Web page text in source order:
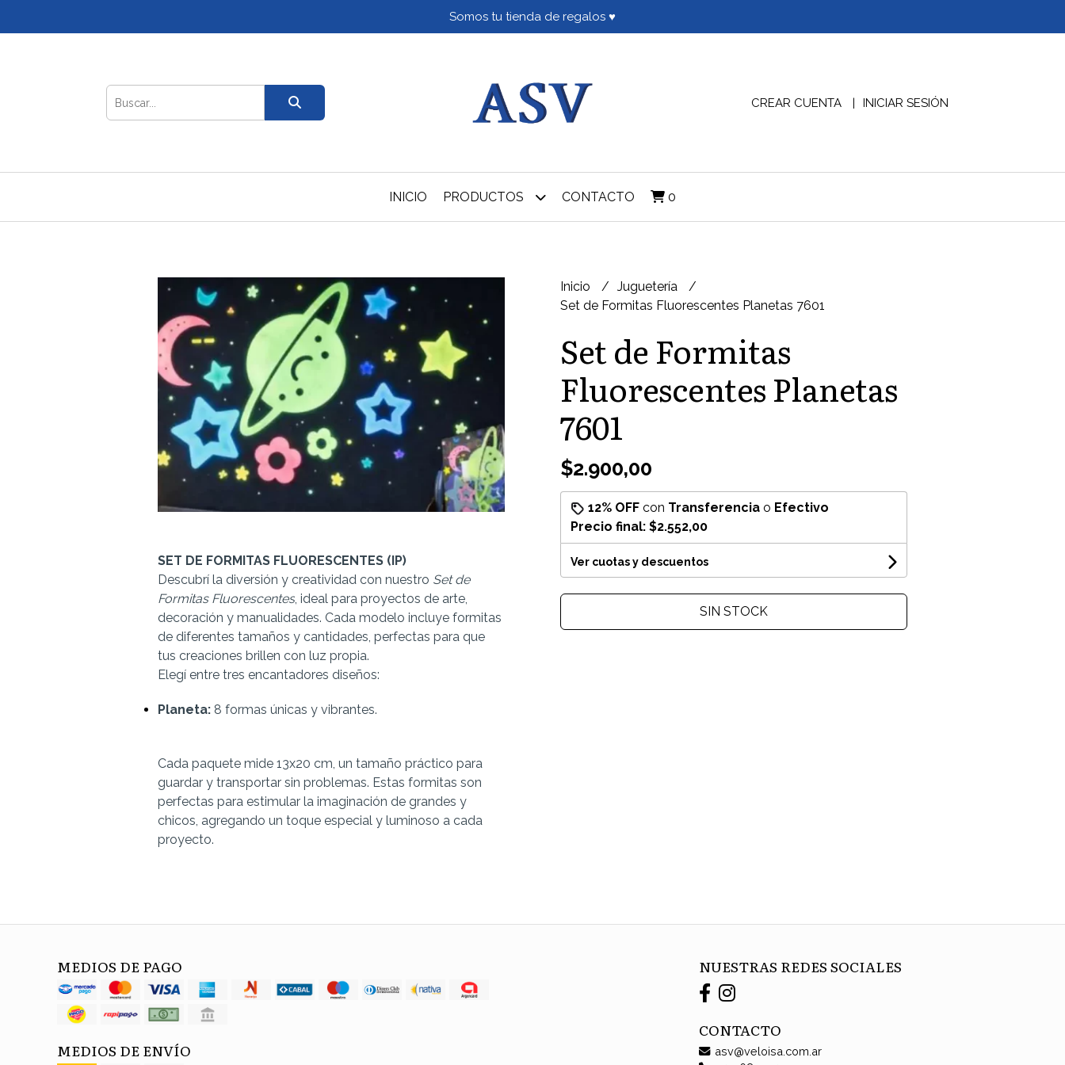
Somos tu tienda de regalos ♥
CREAR CUENTA INICIAR SESIÓN
INICIO PRODUCTOS CONTACTO 0
SET DE FORMITAS FLUORESCENTES (IP)
Descubrí la diversión y creatividad con nuestro Set de
Formitas Fluorescentes , ideal para proyectos de arte,
decoración y manualidades. Cada modelo incluye formitas
de diferentes tamaños y cantidades, perfectas para que
tus creaciones brillen con luz propia.
Elegí entre tres encantadores diseños:
Planeta: 8 formas únicas y vibrantes.
Cada paquete mide 13x20 cm, un tamaño práctico para
guardar y transportar sin problemas. Estas formitas son
perfectas para estimular la imaginación de grandes y
chicos, agregando un toque especial y luminoso a cada
proyecto.
Inicio
Juguetería
Set de Formitas Fluorescentes Planetas 7601
Set de Formitas
Fluorescentes Planetas
7601
$2.900,00
12% OFF con Transferencia o Efectivo
Precio final: $2.552,00
Ver cuotas y descuentos
SIN STOCK
MEDIOS DE PAGO
MEDIOS DE ENVÍO
NUESTRAS REDES SOCIALES
CONTACTO
asv@veloisa.com.ar